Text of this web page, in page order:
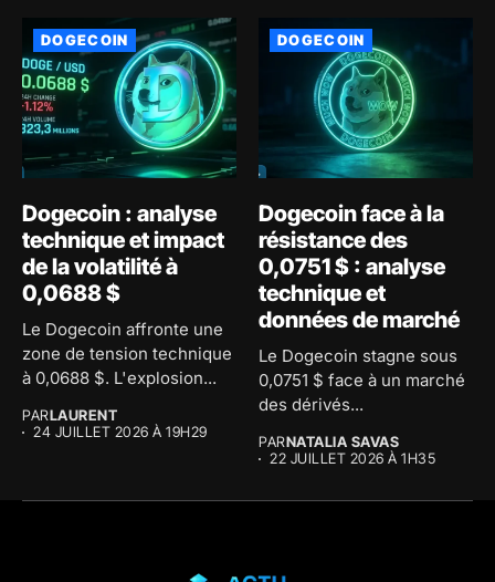
DOGECOIN
Dogecoin : analyse
technique et impact
de la volatilité à
0,0688 $
Le Dogecoin affronte une
zone de tension technique
à 0,0688 $. L'explosion...
PARLAURENT
24 JUILLET 2026 À 19H29
DOGECOIN
Dogecoin face à la
résistance des
0,0751 $ : analyse
technique et
données de marché
Le Dogecoin stagne sous
0,0751 $ face à un marché
des dérivés...
PARNATALIA SAVAS
22 JUILLET 2026 À 1H35